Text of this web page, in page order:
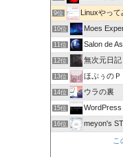
9位 Linuxやって
10位 Moes
11位 Salon de
12位 無次元日記
13位 ほぷぅの
14位 ウラの裏
15位 WordPress
16位 meyon's
こ